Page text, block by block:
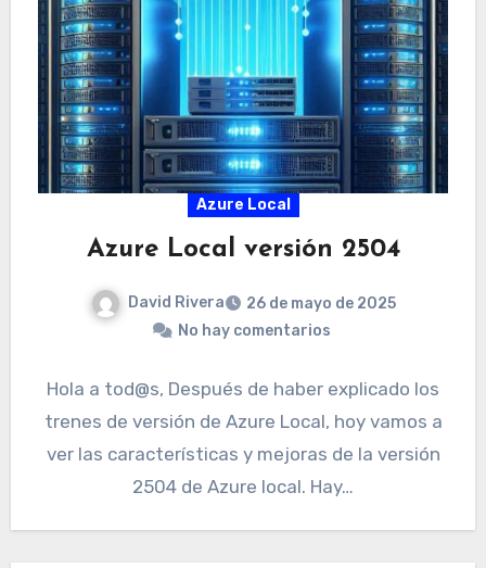
Azure Local
Azure Local versión 2504
David Rivera
26 de mayo de 2025
No hay comentarios
Hola a tod@s, Después de haber explicado los
trenes de versión de Azure Local, hoy vamos a
ver las características y mejoras de la versión
2504 de Azure local. Hay…